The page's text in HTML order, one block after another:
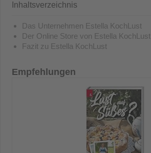
Inhaltsverzeichnis
Das Unternehmen Estella KochLust
Der Online Store von Estella KochLust
Fazit zu Estella KochLust
Empfehlungen